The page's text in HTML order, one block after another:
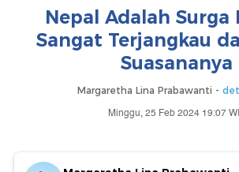
Nepal Adalah Surga
Sangat Terjangkau
Suasananya
Margaretha Lina Prabawanti -
Minggu, 25 Feb 2024 19:07